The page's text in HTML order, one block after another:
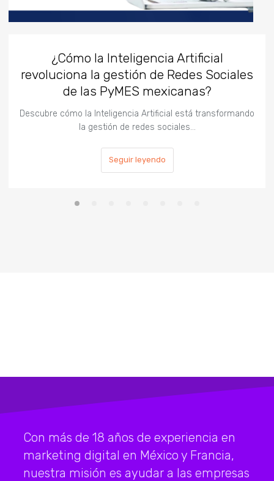
¿Cómo la Inteligencia Artificial
revoluciona la gestión de Redes Sociales
de las PyMES mexicanas?
Descubre cómo la Inteligencia Artificial está transformando
la gestión de redes sociales…
Seguir leyendo
Con más de 18 años de experiencia en
marketing digital en México y Francia,
nuestra misión es ayudar a las empresas